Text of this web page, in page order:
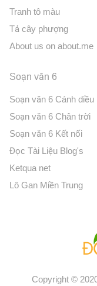
Tranh tô màu
Tả cây phượng
About us on about.me
Soạn văn 6
Soạn văn 6 Cánh diều
Soạn văn 6 Chân trời
Soạn văn 6 Kết nối
Đọc Tài Liệu Blog's
Ketqua net
Lô Gan Miền Trung
Copyright ©